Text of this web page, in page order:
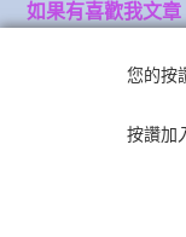
如果有喜歡我文章
拜偷拜偷各位幫
你的一個讚和留
您的按
按讚加